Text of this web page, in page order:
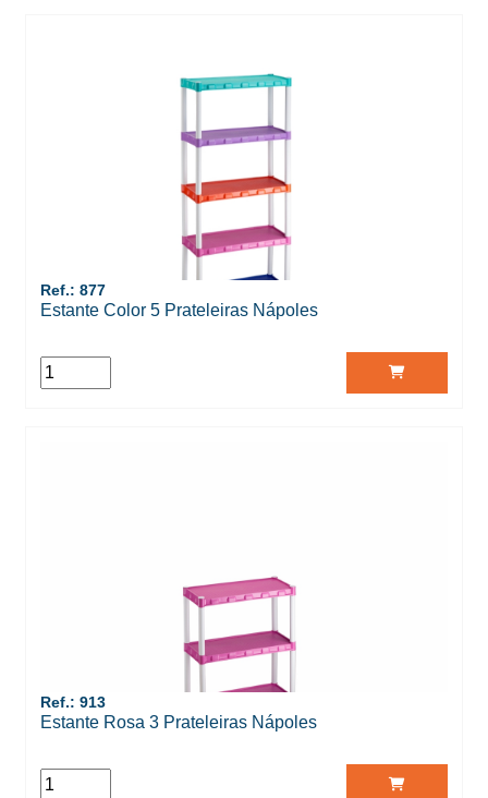
Ref.: 877
Estante Color 5 Prateleiras Nápoles
Ref.: 913
Estante Rosa 3 Prateleiras Nápoles